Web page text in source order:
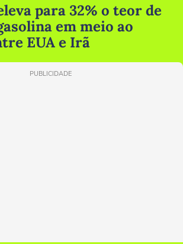
para 32% o teor de
em meio ao
EUA e Irã
PUBLICIDADE